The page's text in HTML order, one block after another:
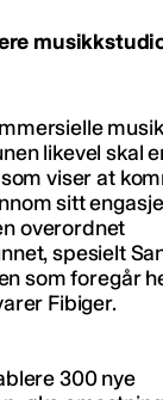
likevel skal
viser at
sitt
overordnet
spesielt
som foregår
Fibiger.
300 nye